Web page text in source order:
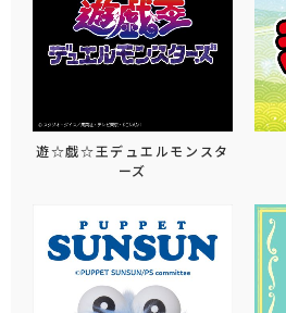
遊☆戯☆王デュエルモンスタ
ーズ